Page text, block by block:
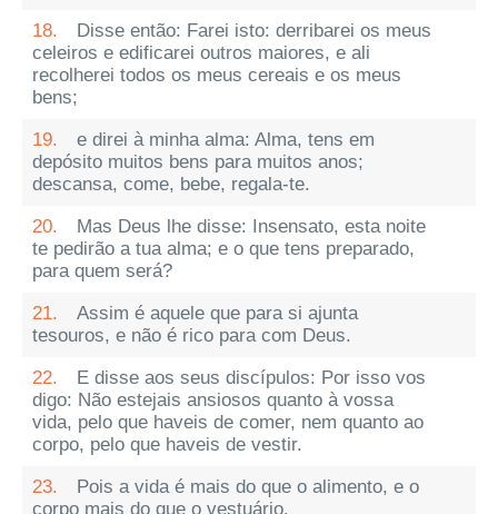
18.
Disse então: Farei isto: derribarei os meus
celeiros e edificarei outros maiores, e ali
recolherei todos os meus cereais e os meus
bens;
19.
e direi à minha alma: Alma, tens em
depósito muitos bens para muitos anos;
descansa, come, bebe, regala-te.
20.
Mas Deus lhe disse: Insensato, esta noite
te pedirão a tua alma; e o que tens preparado,
para quem será?
21.
Assim é aquele que para si ajunta
tesouros, e não é rico para com Deus.
22.
E disse aos seus discípulos: Por isso vos
digo: Não estejais ansiosos quanto à vossa
vida, pelo que haveis de comer, nem quanto ao
corpo, pelo que haveis de vestir.
23.
Pois a vida é mais do que o alimento, e o
corpo mais do que o vestuário.